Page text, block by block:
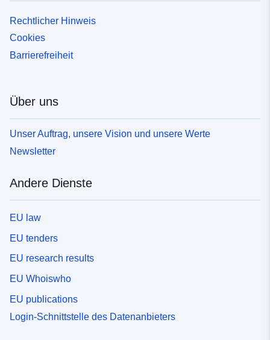
Rechtlicher Hinweis
Cookies
Barrierefreiheit
Über uns
Unser Auftrag, unsere Vision und unsere Werte
Newsletter
Andere Dienste
EU law
EU tenders
EU research results
EU Whoiswho
EU publications
Login-Schnittstelle des Datenanbieters